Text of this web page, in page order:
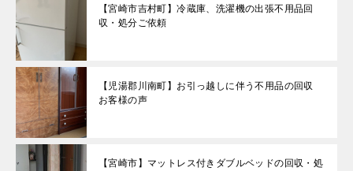
【宮崎市吉村町】冷蔵庫、洗濯機の出張不用品回
収・処分ご依頼
【児湯郡川南町】お引っ越しに伴う不用品の回収
お客様の声
【宮崎市】マットレス付きダブルベッドの回収・処